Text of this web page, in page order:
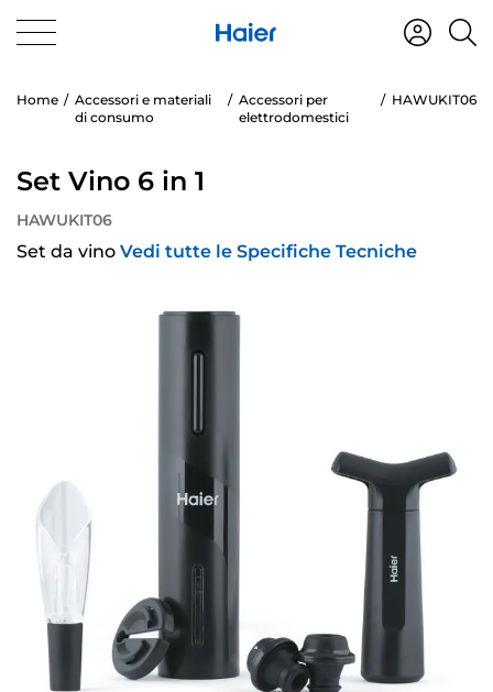
Home
Accessori e materiali
di consumo
Accessori per
elettrodomestici
HAWUKIT06
Set Vino 6 in 1
HAWUKIT06
Set da vino Vedi tutte le Specifiche Tecniche